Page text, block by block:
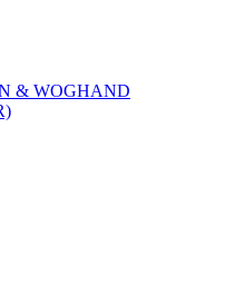
& WOGHAND